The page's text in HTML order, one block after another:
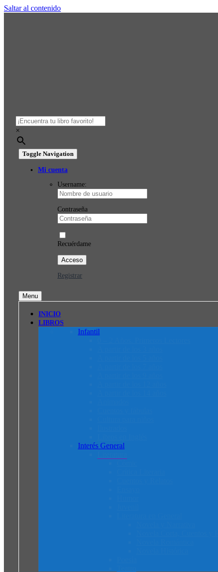
Saltar al contenido
×
Toggle Navigation
Mi cuenta
Username:
Contraseña
Recuérdame
Registrar
Menu
INICIO
LIBROS
Infantil
Interés General